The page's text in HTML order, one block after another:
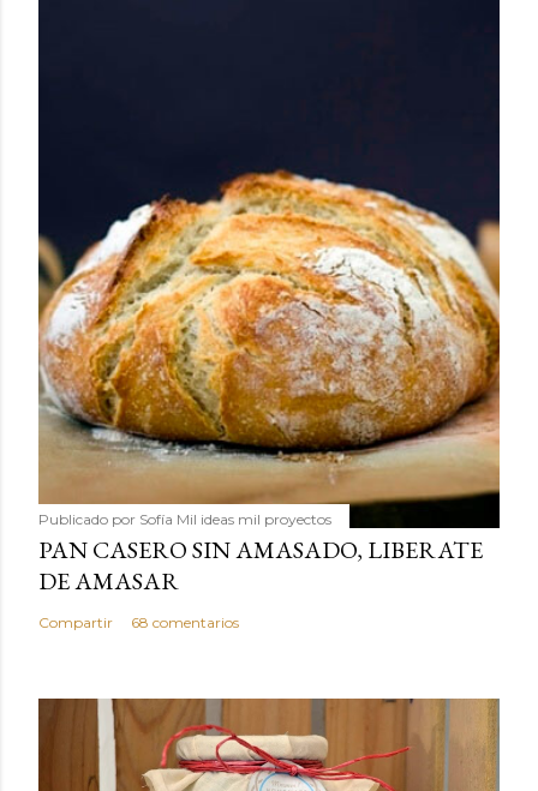
Publicado por Sofía Mil ideas mil proyectos
PAN CASERO SIN AMASADO, LIBERATE
DE AMASAR
Compartir 68 comentarios